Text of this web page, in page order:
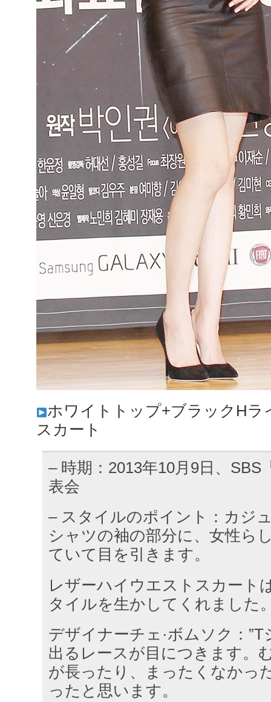
ホワイトトップ+ブラックH
スカート
– 時期：2013年10月9日、SBS
表会
– スタイルのポイント：カジ
シャツの袖の部分に、女性ら
ていて目を引きます。
レザーハイウエストスカート
タイルを生かしてくれました
デザイナーチェ·ボムソク：
出るレースが目につきます。
が長ったり、まったくなかっ
ったと思います。